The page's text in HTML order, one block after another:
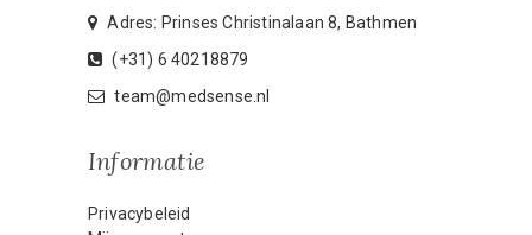
Adres: Prinses Christinalaan 8, Bathmen
(+31) 6 40218879
team@medsense.nl
Informatie
Privacybeleid